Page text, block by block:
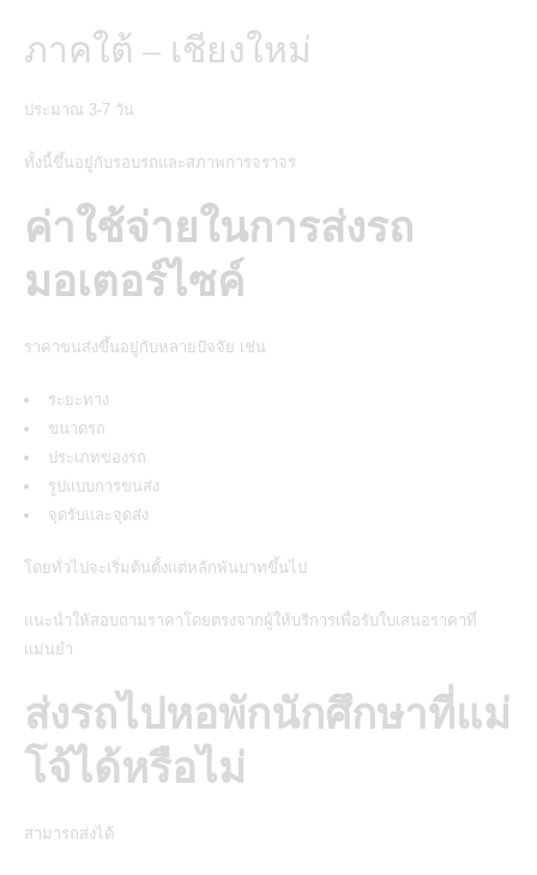
ภาคใต้ – เชียงใหม่
ประมาณ 3-7 วัน
ทั้งนี้ขึ้นอยู่กับรอบรถและสภาพการจราจร
ค่าใช้จ่ายในการส่งรถ
มอเตอร์ไซค์
ราคาขนส่งขึ้นอยู่กับหลายปัจจัย เช่น
ระยะทาง
ขนาดรถ
ประเภทของรถ
รูปแบบการขนส่ง
จุดรับและจุดส่ง
โดยทั่วไปจะเริ่มต้นตั้งแต่หลักพันบาทขึ้นไป
แนะนำให้สอบถามราคาโดยตรงจากผู้ให้บริการเพื่อรับใบเสนอราคาที่
แม่นยำ
ส่งรถไปหอพักนักศึกษาที่แม่
โจ้ได้หรือไม่
สามารถส่งได้